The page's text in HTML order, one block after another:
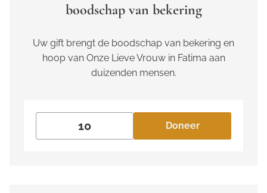
boodschap van bekering
Uw gift brengt de boodschap van bekering en
hoop van Onze Lieve Vrouw in Fatima aan
duizenden mensen.
Doneer